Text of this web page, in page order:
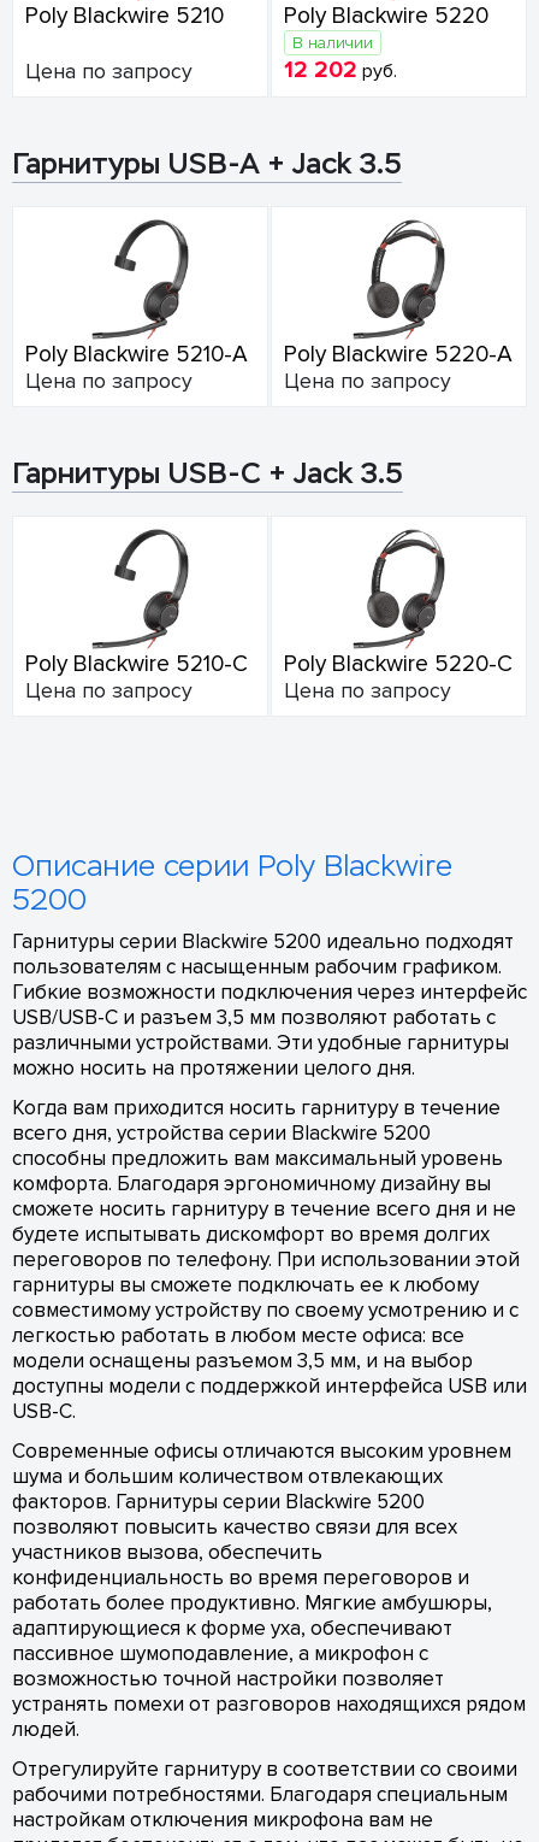
Poly Blackwire 5210
Цена по запросу
Poly Blackwire 5220
В наличии
12 202 руб.
Гарнитуры USB-A + Jack 3.5
Poly Blackwire 5210-A
Цена по запросу
Poly Blackwire 5220-A
Цена по запросу
Гарнитуры USB-C + Jack 3.5
Poly Blackwire 5210-C
Цена по запросу
Poly Blackwire 5220-C
Цена по запросу
Описание серии Poly Blackwire
5200
Гарнитуры серии Blackwire 5200 идеально подходят
пользователям с насыщенным рабочим графиком.
Гибкие возможности подключения через интерфейс
USB/USB-C и разъем 3,5 мм позволяют работать с
различными устройствами. Эти удобные гарнитуры
можно носить на протяжении целого дня.
Когда вам приходится носить гарнитуру в течение
всего дня, устройства серии Blackwire 5200
способны предложить вам максимальный уровень
комфорта. Благодаря эргономичному дизайну вы
сможете носить гарнитуру в течение всего дня и не
будете испытывать дискомфорт во время долгих
переговоров по телефону. При использовании этой
гарнитуры вы сможете подключать ее к любому
совместимому устройству по своему усмотрению и с
легкостью работать в любом месте офиса: все
модели оснащены разъемом 3,5 мм, и на выбор
доступны модели с поддержкой интерфейса USB или
USB-C.
Современные офисы отличаются высоким уровнем
шума и большим количеством отвлекающих
факторов. Гарнитуры серии Blackwire 5200
позволяют повысить качество связи для всех
участников вызова, обеспечить
конфиденциальность во время переговоров и
работать более продуктивно. Мягкие амбушюры,
адаптирующиеся к форме уха, обеспечивают
пассивное шумоподавление, а микрофон с
возможностью точной настройки позволяет
устранять помехи от разговоров находящихся рядом
людей.
Отрегулируйте гарнитуру в соответствии со своими
рабочими потребностями. Благодаря специальным
настройкам отключения микрофона вам не